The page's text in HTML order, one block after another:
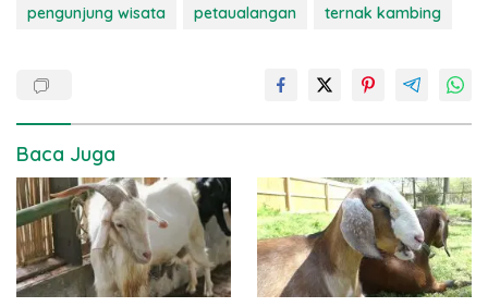
pengunjung wisata
petaualangan ternak kambing
Baca Juga